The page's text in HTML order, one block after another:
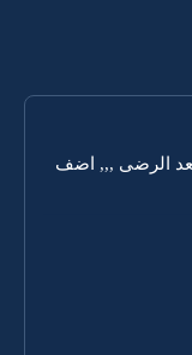
الرضى ,,, اضف